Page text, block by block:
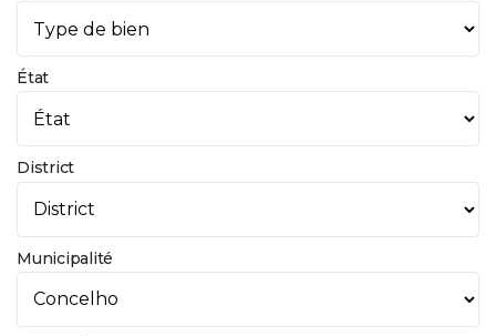
État
District
Municipalité